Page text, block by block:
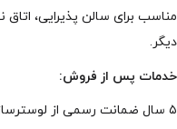
مناسب برای سالن پذیرایی،
دیگر.
خدمات پس از فروش:
۵ سال ضمانت رسمی از لوسترسازان